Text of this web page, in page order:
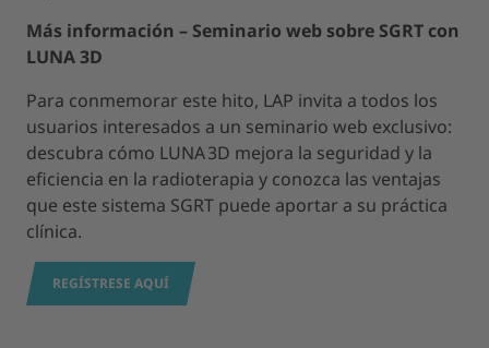
Más información – Seminario web sobre SGRT con
LUNA 3D
Para conmemorar este hito, LAP invita a todos los
usuarios interesados a un seminario web exclusivo:
descubra cómo LUNA 3D mejora la seguridad y la
eficiencia en la radioterapia y conozca las ventajas
que este sistema SGRT puede aportar a su práctica
clínica.
REGÍSTRESE AQUÍ